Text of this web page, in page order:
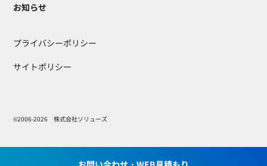
お知らせ
プライバシーポリシー
サイトポリシー
©2006-2026 株式会社ソリューズ